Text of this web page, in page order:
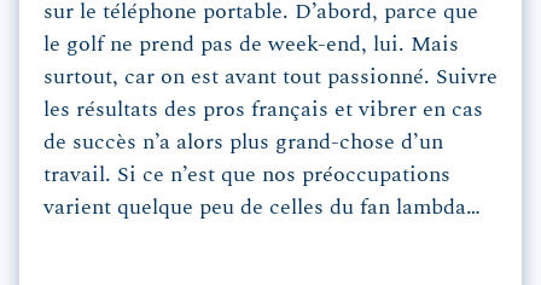
sur le téléphone portable. D’abord, parce que
le golf ne prend pas de week-end, lui. Mais
surtout, car on est avant tout passionné. Suivre
les résultats des pros français et vibrer en cas
de succès n’a alors plus grand-chose d’un
travail. Si ce n’est que nos préoccupations
varient quelque peu de celles du fan lambda…